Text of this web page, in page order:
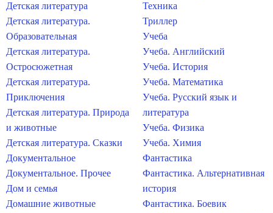
Детская литература
Детская литература.
Образовательная
Детская литература.
Остросюжетная
Детская литература.
Приключения
Детская литература. Природа
и животные
Детская литература. Сказки
Документальное
Документальное. Прочее
Дом и семья
Домашние животные
Техника
Триллер
Учеба
Учеба. Английский
Учеба. История
Учеба. Математика
Учеба. Русский язык и
литература
Учеба. Физика
Учеба. Химия
Фантастика
Фантастика. Альтернативная
история
Фантастика. Боевик